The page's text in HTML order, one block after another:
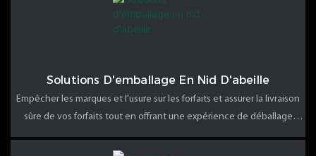
Solutions D'emballage En Nid D'abeille
Empêcher les marques et l'usure sur les forfaits et assurer la livraison
sûre de vos forfaits tout en offrant une expérience de déballage
parfaite